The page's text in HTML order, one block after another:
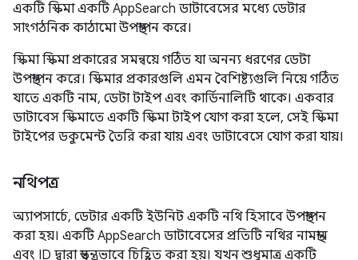
একটি স্কিমা একটি AppSearch ডাটাবেসের মধ্যে ডেটার
সাংগঠনিক কাঠামো উপস্থাপন করে।
স্কিমা স্কিমা প্রকারের সমন্বয়ে গঠিত যা অনন্য ধরণের ডেটা
উপস্থাপন করে। স্কিমার প্রকারগুলি এমন বৈশিষ্ট্যগুলি নিয়ে গঠিত
যাতে একটি নাম, ডেটা টাইপ এবং কার্ডিনালিটি থাকে। একবার
ডাটাবেস স্কিমাতে একটি স্কিমা টাইপ যোগ করা হলে, সেই স্কিমা
টাইপের ডকুমেন্ট তৈরি করা যায় এবং ডাটাবেসে যোগ করা যায়।
নথিপত্র
অ্যাপসার্চে, ডেটার একটি ইউনিট একটি নথি হিসাবে উপস্থাপন
করা হয়। একটি AppSearch ডাটাবেসের প্রতিটি নথির নামস্থান
এবং ID দ্বারা স্বতন্ত্রভাবে চিহ্নিত করা হয়। যখন শুধুমাত্র একটি